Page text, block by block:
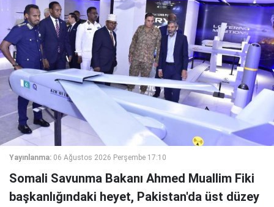
Yayınlanma: 06 Ağustos 2026 Perşembe 17:10
Somali Savunma Bakanı Ahmed Muallim Fiki
başkanlığındaki heyet, Pakistan'da üst düzey